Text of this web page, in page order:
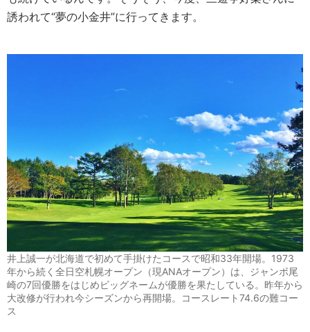
誘われて“夢の小金井”に行ってきます。
井上誠一が北海道で初めて手掛けたコースで昭和33年開場。1973
年から続く全日空札幌オープン（現ANAオープン）は、ジャンボ尾
崎の7回優勝をはじめビッグネームが優勝を果たしている。昨年から
大改修が行われ今シーズンから再開場。コースレート74.6の難コー
ス